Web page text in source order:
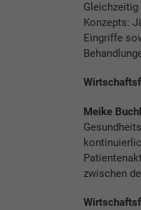
Gleichzeitig
Konzepts:
Eingriffe
Meike
zwischen